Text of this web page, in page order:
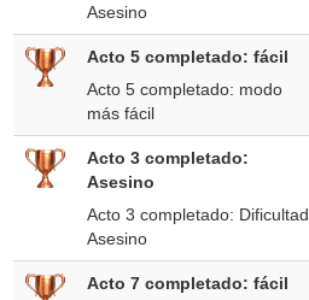
Asesino
Acto 5 completado: fácil
Acto 5 completado: modo
más fácil
Acto 3 completado:
Asesino
Acto 3 completado: Dificultad
Asesino
Acto 7 completado: fácil